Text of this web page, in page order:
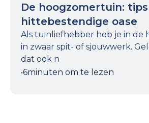
De hoogzomertuin:
hittebestendige oase
Als tuinliefhebber heb je in de
in zwaar spit- of sjouwwerk.
dat ook n
•6minuten om te lezen